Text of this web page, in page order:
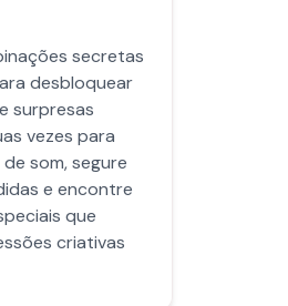
secretas
desbloquear
surpresas
vezes para
som, segure
e encontre
que
criativas